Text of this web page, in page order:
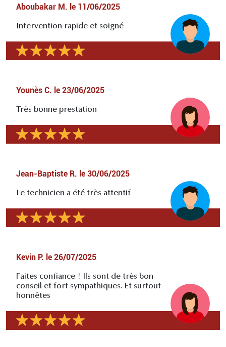
Aboubakar M. le 11/06/2025
Intervention rapide et soigné
Younès C. le 23/06/2025
Très bonne prestation
Jean-Baptiste R. le 30/06/2025
Le technicien a été très attentif
Kevin P. le 26/07/2025
Faites confiance ! Ils sont de très bon
conseil et fort sympathiques. Et surtout
honnêtes